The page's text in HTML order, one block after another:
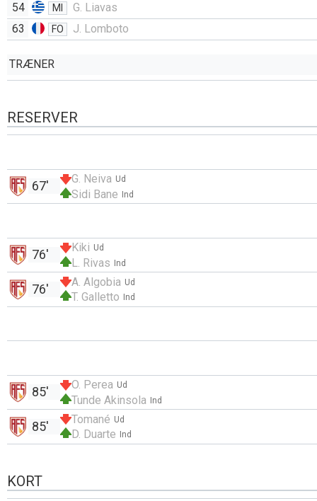
54
MI
G. Liavas
63
FO J. Lomboto
TRÆNER
RESERVER
Ud
G. Neiva
Ind
Sidi Bane
67'
Ud
Kiki
Ind
L. Rivas
76'
Ud
A. Algobia
Ind
T. Galletto
76'
Ud
O. Perea
Ind
Tunde Akinsola
85'
Ud
Tomané
Ind
D. Duarte
85'
KORT